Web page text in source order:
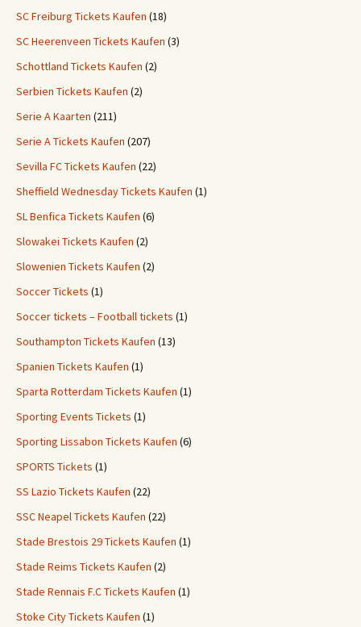
SC Freiburg Tickets Kaufen (18)
SC Heerenveen Tickets Kaufen (3)
Schottland Tickets Kaufen (2)
Serbien Tickets Kaufen (2)
Serie A Kaarten (211)
Serie A Tickets Kaufen (207)
Sevilla FC Tickets Kaufen (22)
Sheffield Wednesday Tickets Kaufen (1)
SL Benfica Tickets Kaufen (6)
Slowakei Tickets Kaufen (2)
Slowenien Tickets Kaufen (2)
Soccer Tickets (1)
Soccer tickets – Football tickets (1)
Southampton Tickets Kaufen (13)
Spanien Tickets Kaufen (1)
Sparta Rotterdam Tickets Kaufen (1)
Sporting Events Tickets (1)
Sporting Lissabon Tickets Kaufen (6)
SPORTS Tickets (1)
SS Lazio Tickets Kaufen (22)
SSC Neapel Tickets Kaufen (22)
Stade Brestois 29 Tickets Kaufen (1)
Stade Reims Tickets Kaufen (2)
Stade Rennais F.C Tickets Kaufen (1)
Stoke City Tickets Kaufen (1)